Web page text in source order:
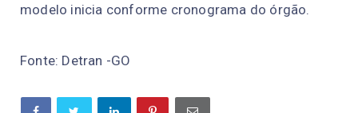
modelo inicia conforme cronograma do órgão.
Fonte: Detran -GO